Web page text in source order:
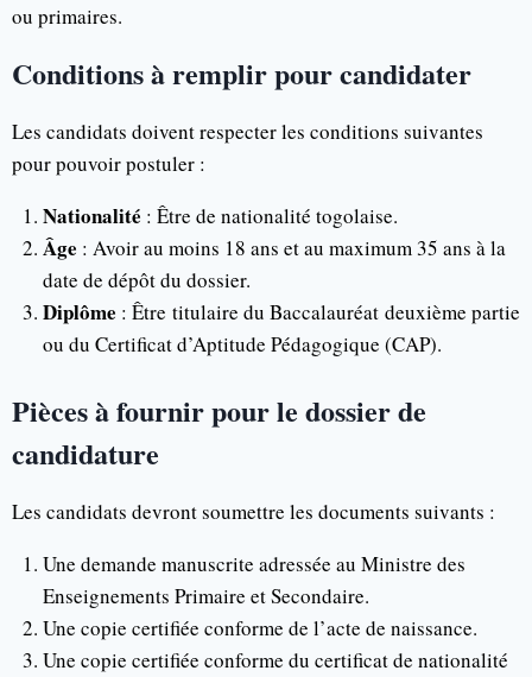
ou primaires.
Conditions à remplir pour candidater
Les candidats doivent respecter les conditions suivantes
pour pouvoir postuler :
Nationalité : Être de nationalité togolaise.
Âge : Avoir au moins 18 ans et au maximum 35 ans à la
date de dépôt du dossier.
Diplôme : Être titulaire du Baccalauréat deuxième partie
ou du Certificat d’Aptitude Pédagogique (CAP).
Pièces à fournir pour le dossier de
candidature
Les candidats devront soumettre les documents suivants :
Une demande manuscrite adressée au Ministre des
Enseignements Primaire et Secondaire.
Une copie certifiée conforme de l’acte de naissance.
Une copie certifiée conforme du certificat de nationalité